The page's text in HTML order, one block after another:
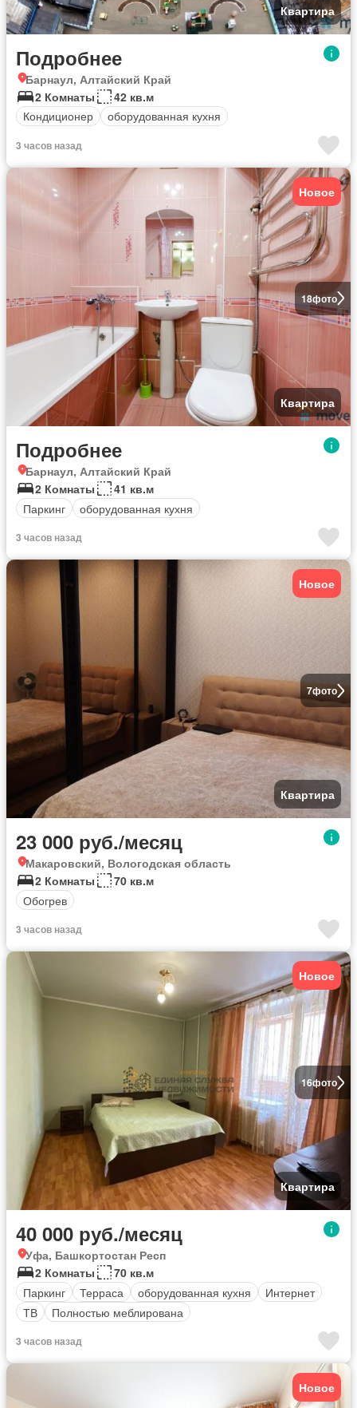
Квартира
Подробнее
Барнаул, Алтайский Край
2 Комнаты
42 кв.м
Кондиционер
оборудованная кухня
3 часов назад
18фото
Новое
Квартира
Подробнее
Барнаул, Алтайский Край
2 Комнаты
41 кв.м
Паркинг
оборудованная кухня
3 часов назад
7фото
Новое
Квартира
23 000 руб./месяц
Макаровский, Вологодская область
2 Комнаты
70 кв.м
Обогрев
3 часов назад
16фото
Новое
Квартира
40 000 руб./месяц
Уфа, Башкортостан Респ
2 Комнаты
70 кв.м
Паркинг
Терраса оборудованная кухня
Интернет
ТВ
Полностью меблирована
3 часов назад
Новое